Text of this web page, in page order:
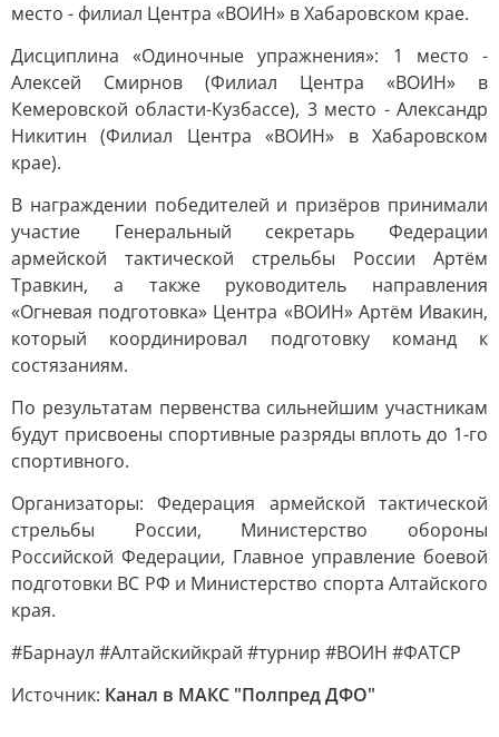
место - филиал Центра «ВОИН» в Хабаровском крае.
Дисциплина «Одиночные упражнения»: 1 место -
Алексей Смирнов (Филиал Центра «ВОИН» в
Кемеровской области-Кузбассе), 3 место - Александр
Никитин (Филиал Центра «ВОИН» в Хабаровском
крае).
В награждении победителей и призёров принимали
участие Генеральный секретарь Федерации
армейской тактической стрельбы России Артём
Травкин, а также руководитель направления
«Огневая подготовка» Центра «ВОИН» Артём Ивакин,
который координировал подготовку команд к
состязаниям.
По результатам первенства сильнейшим участникам
будут присвоены спортивные разряды вплоть до 1-го
спортивного.
Организаторы: Федерация армейской тактической
стрельбы России, Министерство обороны
Российской Федерации, Главное управление боевой
подготовки ВС РФ и Министерство спорта Алтайского
края.
#Барнаул #Алтайскийкрай #турнир #ВОИН #ФАТСР
Источник: Канал в МАКС "Полпред ДФО"